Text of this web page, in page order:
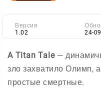
Версия
1.02
24-
A Titan Tale—
зло захватило Олимп,
простые смертные.